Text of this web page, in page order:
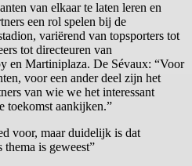
van elkaar te laten leren en
een rol spelen bij de
variërend van topsporters tot
tot directeuren van
en Martiniplaza. De Sévaux: “Voor
voor een ander deel zijn het
van wie we het interessant
toekomst aankijken.”
voor, maar duidelijk is dat
thema is geweest”